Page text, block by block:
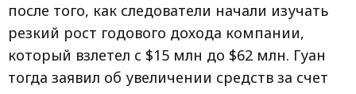
после того, как следователи начали изучать
резкий рост годового дохода компании,
который взлетел с $15 млн до $62 млн. Гуан
тогда заявил об увеличении средств за счет